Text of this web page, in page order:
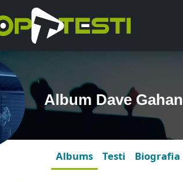
Album Dave Gahan
Albums Testi Biografia